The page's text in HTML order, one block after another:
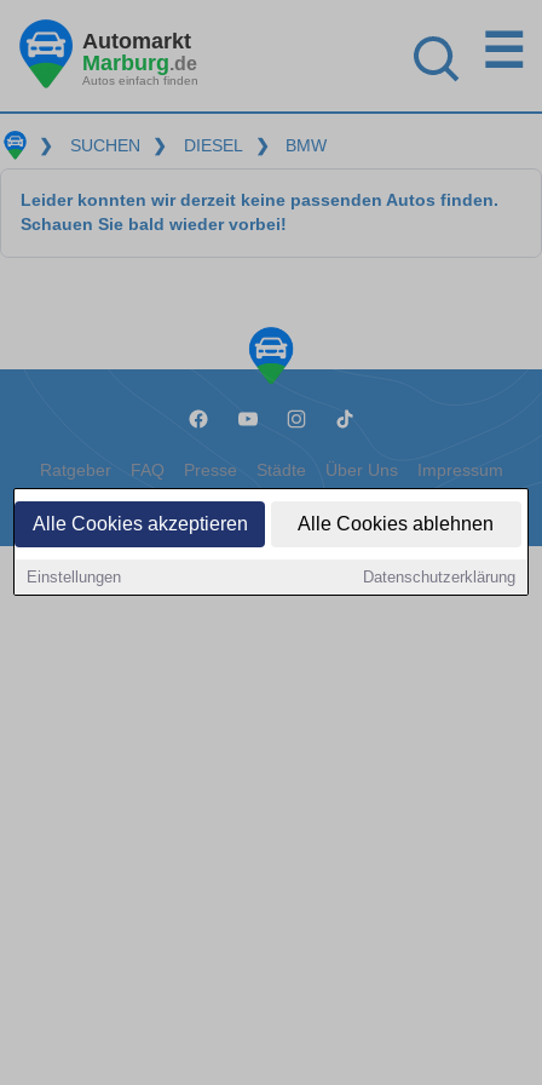
Alle Cookies akzeptieren Alle Cookies ablehnen
Einstellungen Datenschutzerklärung
Automarkt
Marburg.de
Autos einfach finden
☰
❯ SUCHEN ❯ DIESEL ❯ BMW
Leider konnten wir derzeit keine passenden Autos finden.
Schauen Sie bald wieder vorbei!
Ratgeber FAQ Presse Städte Über Uns Impressum
Datenschutz Cookies
Copyright © 2000 - 2026 | 1A Infosysteme GmbH | Content by: 1a-sites-autos